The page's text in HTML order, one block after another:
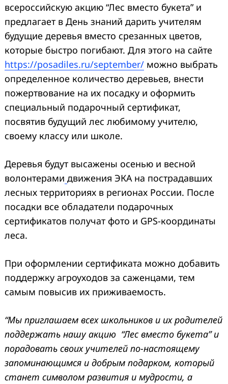
всероссийскую акцию “Лес вместо букета” и
предлагает в День знаний дарить учителям
будущие деревья вместо срезанных цветов,
которые быстро погибают. Для этого на сайте
https://posadiles.ru/september/ можно выбрать
определенное количество деревьев, внести
пожертвование на их посадку и оформить
специальный подарочный сертификат,
посвятив будущий лес любимому учителю,
своему классу или школе.
Деревья будут высажены осенью и весной
волонтерами движения ЭКА на пострадавших
лесных территориях в регионах России. После
посадки все обладатели подарочных
сертификатов получат фото и GPS-координаты
леса.
При оформлении сертификата можно добавить
поддержку агроуходов за саженцами, тем
самым повысив их приживаемость.
“Мы приглашаем всех школьников и их родителей
поддержать нашу акцию “Лес вместо букета” и
порадовать своих учителей по-настоящему
запоминающимся и добрым подарком, который
станет символом развития и мудрости, а